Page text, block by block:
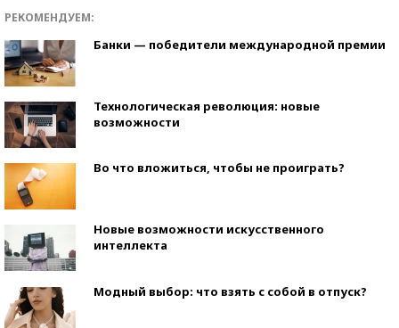
РЕКОМЕНДУЕМ:
Банки — победители международной премии
Технологическая революция: новые
возможности
Во что вложиться, чтобы не проиграть?
Новые возможности искусственного
интеллекта
Модный выбор: что взять с собой в отпуск?